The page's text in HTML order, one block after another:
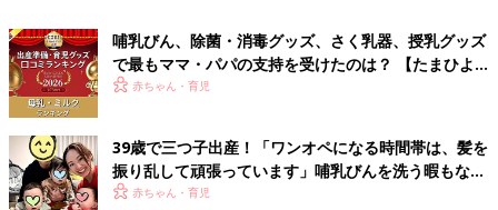
［煮沸タイプ］
煮沸消毒をしたあと、熱いお湯から取り出すときに、専用のはさ
みを使って哺乳びんを取り出します。
よく洗った哺乳びんと乳首を、水道水に薬を入れて作った薬液に
つけておくだけでOK。
哺乳びん、除菌・消毒グッズ、さく乳器、授乳グッズ
で最もママ・パパの支持を受けたのは？ 【たまひよ
赤ちゃんグッズ大賞2026】
赤ちゃん・育児
39歳で三つ子出産！「ワンオペになる時間帯は、髪を
振り乱して頑張っています」哺乳びんを洗う暇もない
怒涛の育児とは！？【桑子英里アナ・インタビュー】
赤ちゃん・育児